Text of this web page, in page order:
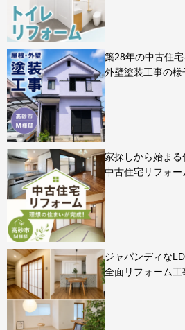
築28年の中古住
外壁塗装工事の
家探しから始まる
中古住宅リフォー
ジャパンディな
全面リフォーム